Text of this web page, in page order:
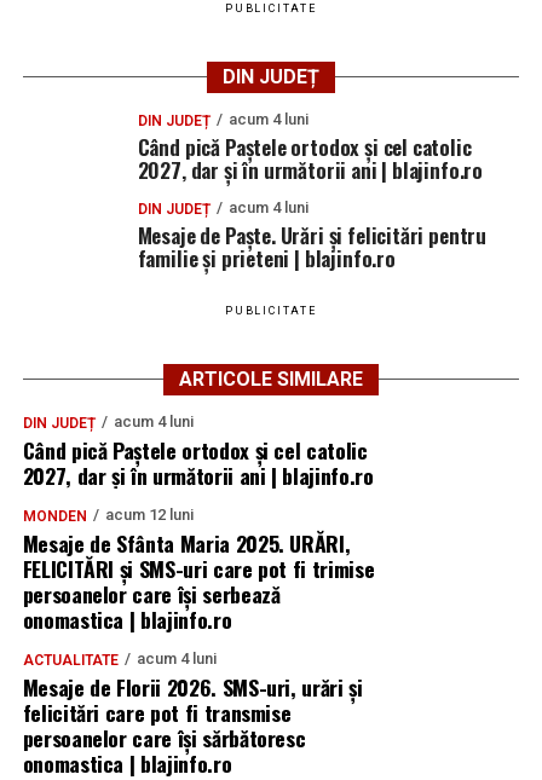
PUBLICITATE
DIN JUDEȚ
DIN JUDEȚ acum 4 luni
Când pică Paștele ortodox și cel catolic
2027, dar și în următorii ani | blajinfo.ro
DIN JUDEȚ acum 4 luni
Mesaje de Paște. Urări și felicitări pentru
familie și prieteni | blajinfo.ro
PUBLICITATE
ARTICOLE SIMILARE
DIN JUDEȚ acum 4 luni
Când pică Paștele ortodox și cel catolic
2027, dar și în următorii ani | blajinfo.ro
MONDEN acum 12 luni
Mesaje de Sfânta Maria 2025. URĂRI,
FELICITĂRI și SMS-uri care pot fi trimise
persoanelor care își serbează
onomastica | blajinfo.ro
ACTUALITATE acum 4 luni
Mesaje de Florii 2026. SMS-uri, urări și
felicitări care pot fi transmise
persoanelor care îşi sărbătoresc
onomastica | blajinfo.ro